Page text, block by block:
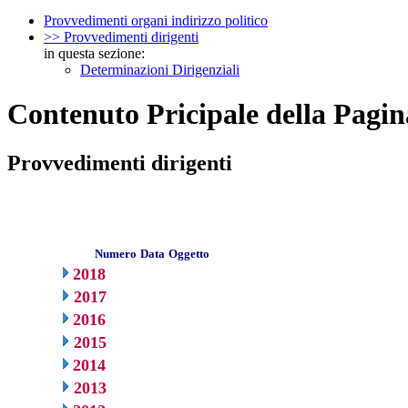
Provvedimenti organi indirizzo politico
>> Provvedimenti dirigenti
in questa sezione:
Determinazioni Dirigenziali
Contenuto Pricipale della
Provvedimenti dirigenti
Numero Data Oggetto
2018
2017
2016
2015
2014
2013